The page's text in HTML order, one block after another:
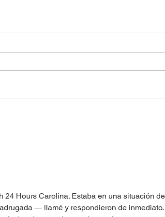
24 Hours Carolina. Estaba en una situación
— llamé y respondieron de